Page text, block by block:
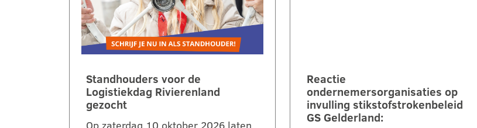
Standhouders voor de
Logistiekdag Rivierenland
gezocht
Op zaterdag 10 oktober 2026 laten
Reactie
ondernemersorganisaties op
invulling stikstofstrokenbeleid
GS Gelderland: